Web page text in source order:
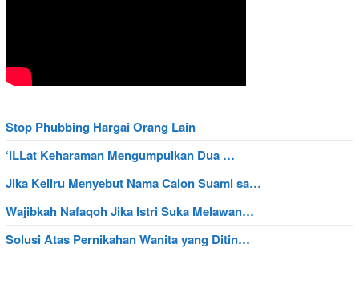
Stop Phubbing Hargai Orang Lain
‘ILLat Keharaman Mengumpulkan Dua …
Jika Keliru Menyebut Nama Calon Suami sa…
Wajibkah Nafaqoh Jika Istri Suka Melawan…
Solusi Atas Pernikahan Wanita yang Ditin…